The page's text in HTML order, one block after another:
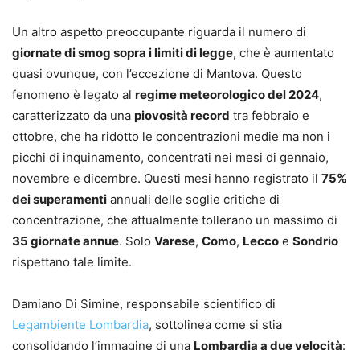
Un altro aspetto preoccupante riguarda il numero di
giornate di smog sopra i limiti di legge, che è aumentato
quasi ovunque, con l’eccezione di Mantova. Questo
fenomeno è legato al regime meteorologico del 2024,
caratterizzato da una piovosità record tra febbraio e
ottobre, che ha ridotto le concentrazioni medie ma non i
picchi di inquinamento, concentrati nei mesi di gennaio,
novembre e dicembre. Questi mesi hanno registrato il 75%
dei superamenti annuali delle soglie critiche di
concentrazione, che attualmente tollerano un massimo di
35 giornate annue. Solo Varese, Como, Lecco e Sondrio
rispettano tale limite.
Damiano Di Simine, responsabile scientifico di
Legambiente Lombardia, sottolinea come si stia
consolidando l’immagine di una Lombardia a due velocità: